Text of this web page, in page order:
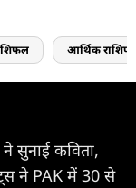
आर्थिक
सुनाई कविता,
ने PAK में 30 से